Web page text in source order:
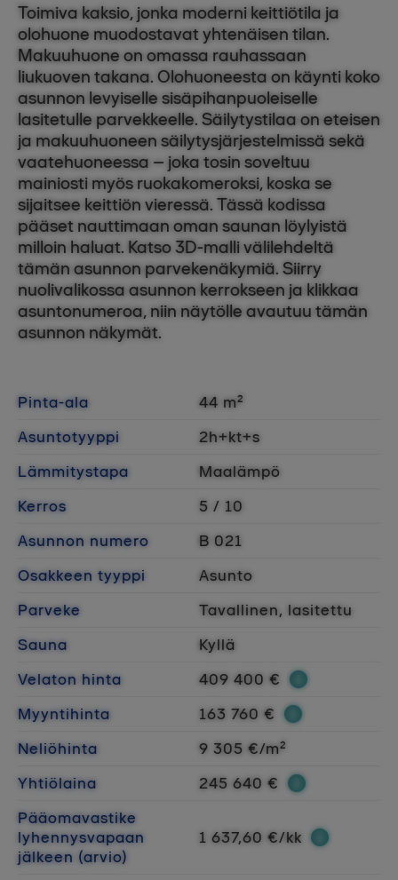
Toimiva kaksio, jonka moderni keittiötila ja
olohuone muodostavat yhtenäisen tilan.
Makuuhuone on omassa rauhassaan
liukuoven takana. Olohuoneesta on käynti koko
asunnon levyiselle sisäpihanpuoleiselle
lasitetulle parvekkeelle. Säilytystilaa on eteisen
ja makuuhuoneen säilytysjärjestelmissä sekä
vaatehuoneessa – joka tosin soveltuu
mainiosti myös ruokakomeroksi, koska se
sijaitsee keittiön vieressä. Tässä kodissa
pääset nauttimaan oman saunan löylyistä
milloin haluat. Katso 3D-malli välilehdeltä
tämän asunnon parvekenäkymiä. Siirry
nuolivalikossa asunnon kerrokseen ja klikkaa
asuntonumeroa, niin näytölle avautuu tämän
asunnon näkymät.
Pinta-ala
44 m²
Asuntotyyppi
2h+kt+s
Lämmitystapa
Maalämpö
Kerros
5 / 10
Asunnon numero
B 021
Osakkeen tyyppi
Asunto
Parveke
Tavallinen, lasitettu
Sauna
Kyllä
Velaton hinta
409 400 €
Myyntihinta
163 760 €
Neliöhinta
9 305 €/m²
Yhtiölaina
245 640 €
Pääomavastike
lyhennysvapaan
jälkeen (arvio)
1 637,60 €/kk